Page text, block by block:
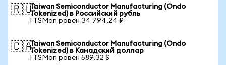
🇷🇺Taiwan Semiconductor Manufacturing (Ondo
Tokenized) в Российский рубль
1 TSMon равен 34 794,24 ₽
🇨🇦Taiwan Semiconductor Manufacturing (Ondo
Tokenized) в Канадский доллар
1 TSMon равен 589,32 $